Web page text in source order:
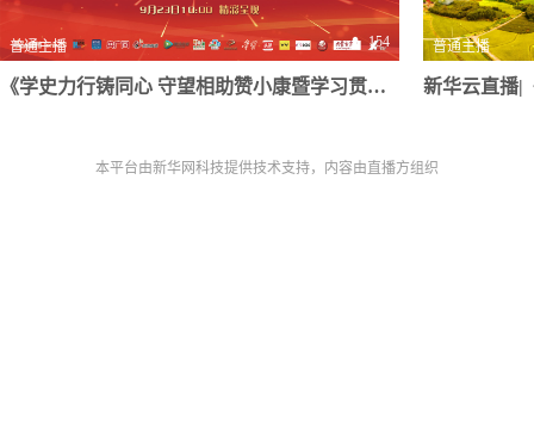
普通主播 154
《学史力行铸同心 守望相助赞小康暨学习贯彻中央民族工作会议精神兴安盟乡村行》“走进乡村看小康”大型全媒体直播行动
普通主播
本平台由新华网科技提供技术支持，内容由直播方组织